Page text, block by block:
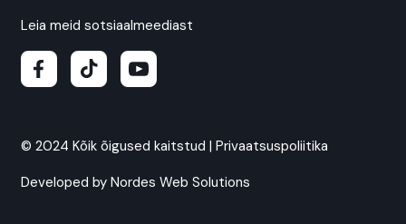
Leia meid sotsiaalmeediast
© 2024 Kõik õigused kaitstud | Privaatsuspoliitika
Developed by Nordes Web Solutions